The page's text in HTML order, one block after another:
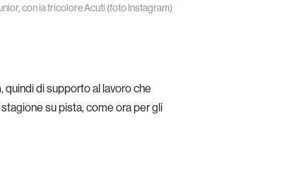
con la tricolore Acuti (foto Instagram)
, quindi di supporto al lavoro che
su pista, come ora per gli